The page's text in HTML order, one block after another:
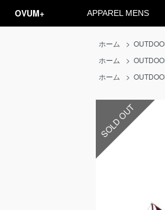
OVUM+ APPAREL MENS
ホーム >
ホーム
>
ホーム
>
SOLD OUT